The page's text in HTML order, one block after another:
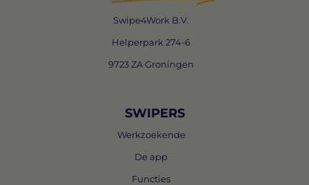
Swipe4Work B.V.
Helperpark 274-6
9723 ZA Groningen
SWIPERS
Werkzoekende
De app
Functies